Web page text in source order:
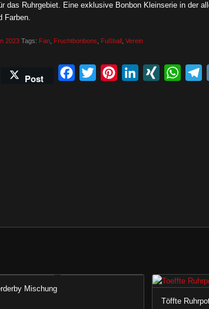
das Ruhrgebiet. Eine exklusive Bonbon Kleinserie in der
Farben.
2023 Tags: Fan Fruchtbonbons Fußball ,Verein
Post Facebook
Twitter PinterestLinkedIn
XING
Mischung
Töffte